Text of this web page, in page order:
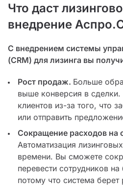
Что даст
внедрение
С внедрением системы
(CRM) для лизинга вы
Рост продаж. Больше
выше конверсия в сделки.
клиентов из-за того, что
или отправить
Сокращение расходов на
Автоматизация
времени. Вы сможете
перевести сотрудников
потому что система